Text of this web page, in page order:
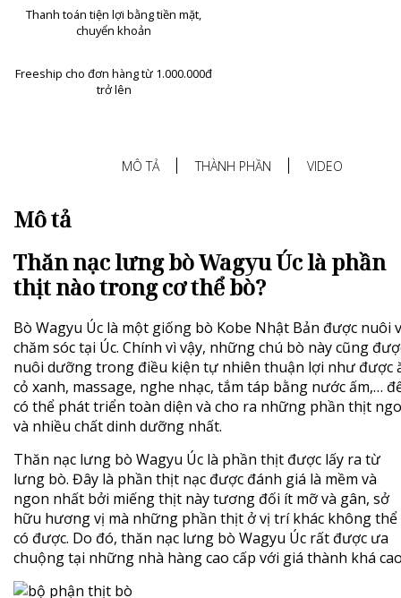
Thanh toán tiện lợi bằng tiền mặt,
chuyển khoản
Freeship cho đơn hàng từ 1.000.000đ
trở lên
MÔ TẢ THÀNH PHẦN VIDEO
Mô tả
Thăn nạc lưng bò Wagyu Úc là phần
thịt nào trong cơ thể bò?
Bò Wagyu Úc là một giống bò Kobe Nhật Bản được nuôi
chăm sóc tại Úc. Chính vì vậy, những chú bò này cũng
nuôi dưỡng trong điều kiện tự nhiên thuận lợi như được
cỏ xanh, massage, nghe nhạc, tắm táp bằng nước ấm,…
có thể phát triển toàn diện và cho ra những phần thịt
và nhiều chất dinh dưỡng nhất.
Thăn nạc lưng bò Wagyu Úc là phần thịt được lấy ra từ
lưng bò. Đây là phần thịt nạc được đánh giá là mềm và
ngon nhất bởi miếng thịt này tương đối ít mỡ và gân, sở
hữu hương vị mà những phần thịt ở vị trí khác không thể
có được. Do đó, thăn nạc lưng bò Wagyu Úc rất được ưa
chuộng tại những nhà hàng cao cấp với giá thành khá